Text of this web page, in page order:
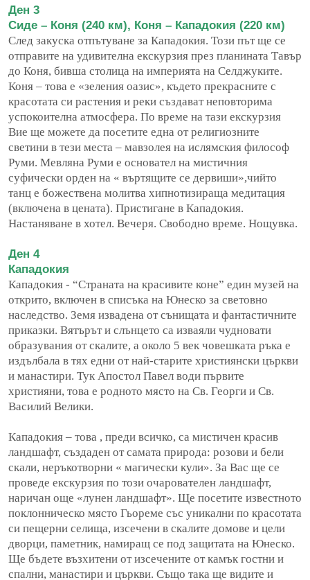
Ден 3
Сиде – Коня (240 км), Коня – Кападокия (220 км)
След закуска отпътуване за Кападокия. Този път ще се
отправите на удивителна екскурзия през планината Тавър
до Коня, бивша столица на империята на Селджуките.
Коня – това е «зеления оазис», където прекрасните с
красотата си растения и реки създават неповторима
успокоителна атмосфера. По време на тази екскурзия
Вие ще можете да посетите една от религиозните
светини в тези места – мавзолея на ислямския философ
Руми. Мевляна Руми е основател на мистичния
суфически орден на « въртящите се дервиши»,чийто
танц е божествена молитва хипнотизираща медитация
(включена в цената). Пристигане в Кападокия.
Настаняване в хотел. Вечеря. Свободно време. Нощувка.
Ден 4
Кападокия
Кападокия - “Страната на красивите коне” един музей на
открито, включен в списъка на Юнеско за световно
наследство. Земя извадена от сънищата и фантастичните
приказки. Вятърът и слънцето са изваяли чудновати
образувания от скалите, а около 5 век човешката ръка е
издълбала в тях едни от най-старите християнски църкви
и манастири. Тук Апостол Павел води първите
християни, това е родното място на Св. Георги и Св.
Василий Велики.
Кападокия – това , преди всичко, са мистичен красив
ландшафт, създаден от самата природа: розови и бели
скали, неръкотворни « магически кули». За Вас ще се
проведе екскурзия по този очарователен ландшафт,
наричан още «лунен ландшафт». Ще посетите известното
поклонническо място Гьореме със уникални по красотата
си пещерни селища, изсечени в скалите домове и цели
дворци, паметник, намиращ се под защитата на Юнеско.
Ще бъдете възхитени отизсечените от камък гостни и
спални, манастири и църкви. Също така ще видите и